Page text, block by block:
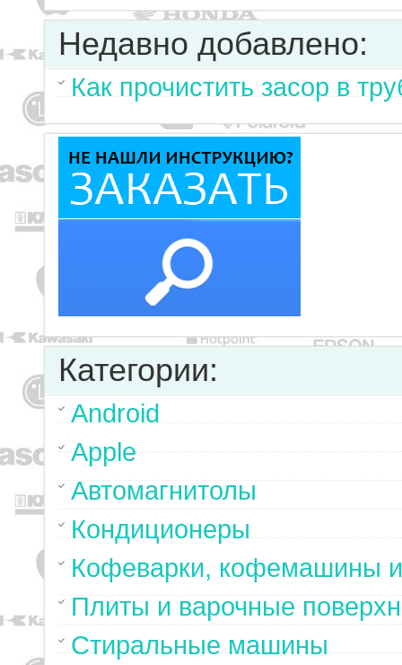
Недавно добавлено:
Как прочистить засор в
Категории:
Android
Apple
Автомагнитолы
Кондиционеры
Кофеварки, кофемашины
Плиты и варочные
Стиральные машины